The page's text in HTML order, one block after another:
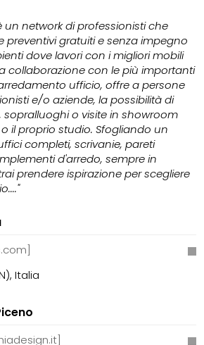
un network di professionisti che
preventivi gratuiti e senza impegno
dove lavori con i migliori mobili
collaborazione con le più importanti
ufficio, offre a persone
e/o aziende, la possibilità di
sopralluoghi o visite in showroom
il proprio studio. Sfogliando un
completi, scrivanie, pareti
d'arredo, sempre in
prendere ispirazione per scegliere
Italia